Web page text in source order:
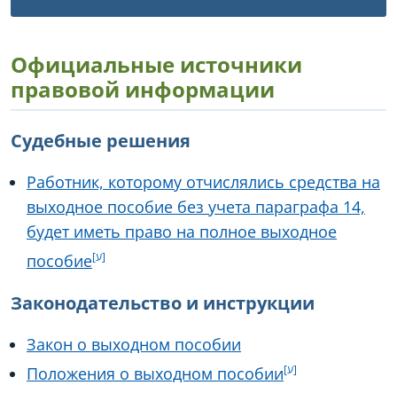
Официальные источники
правовой информации
Судебные решения
Работник, которому отчислялись средства на
выходное пособие без учета параграфа 14,
будет иметь право на полное выходное
пособие
Законодательство и инструкции
Закон о выходном пособии
Положения о выходном пособии